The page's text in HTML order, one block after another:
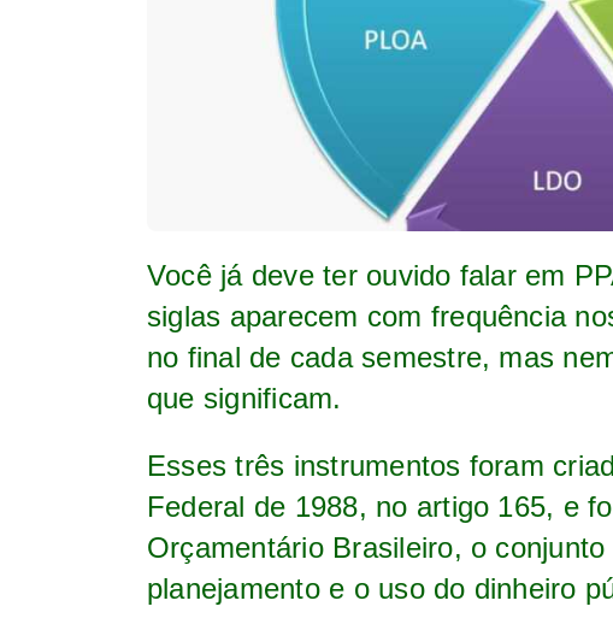
Você já deve ter ouvido falar em
siglas aparecem com frequência
no final de cada semestre, mas
que significam.
Esses três instrumentos foram
Federal de 1988, no artigo 165, e
Orçamentário Brasileiro, o
planejamento e o uso do dinheiro